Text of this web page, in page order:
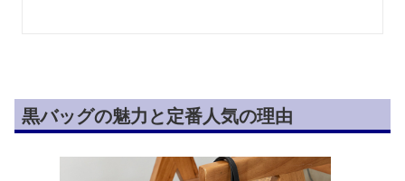
黒バッグの魅力と定番人気の理由